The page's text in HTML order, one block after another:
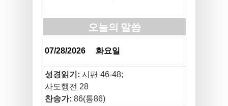
오늘의 말씀
07/28/2026화요일
성경읽기: 시편 46-48;
사도행전 28
찬송가: 86(통86)